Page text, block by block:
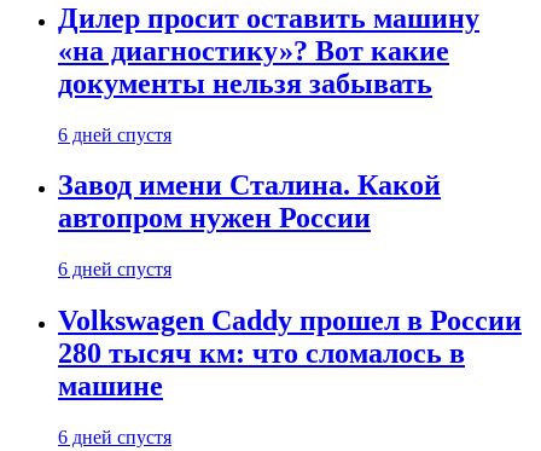
Дилер просит оставить машину
«на диагностику»? Вот какие
документы нельзя забывать
6 дней спустя
Завод имени Сталина. Какой
автопром нужен России
6 дней спустя
Volkswagen Caddy прошел в России
280 тысяч км: что сломалось в
машине
6 дней спустя